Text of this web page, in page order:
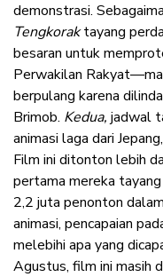
demonstrasi.
Tengkoraktayang
besaran untuk
Perwakilan
berpulang karena
Brimob. Kedua, jadwal
animasi laga dari Jepang,
Film ini ditonton lebih
pertama mereka
2,2 juta penonton
animasi, pencapaian
melebihi apa yang
Agustus, film ini masih